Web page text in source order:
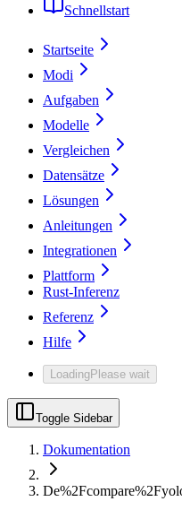
Schnellstart
Startseite
Modi
Aufgaben
Modelle
Vergleichen
Datensätze
Lösungen
Anleitungen
Integrationen
Plattform
Rust-Inferenz
Referenz
Hilfe
LoadingPlease wait
Toggle Sidebar
Dokumentation